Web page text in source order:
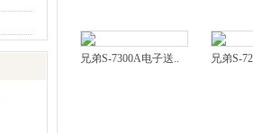
兄弟S-7300A电子送.. 兄弟S-